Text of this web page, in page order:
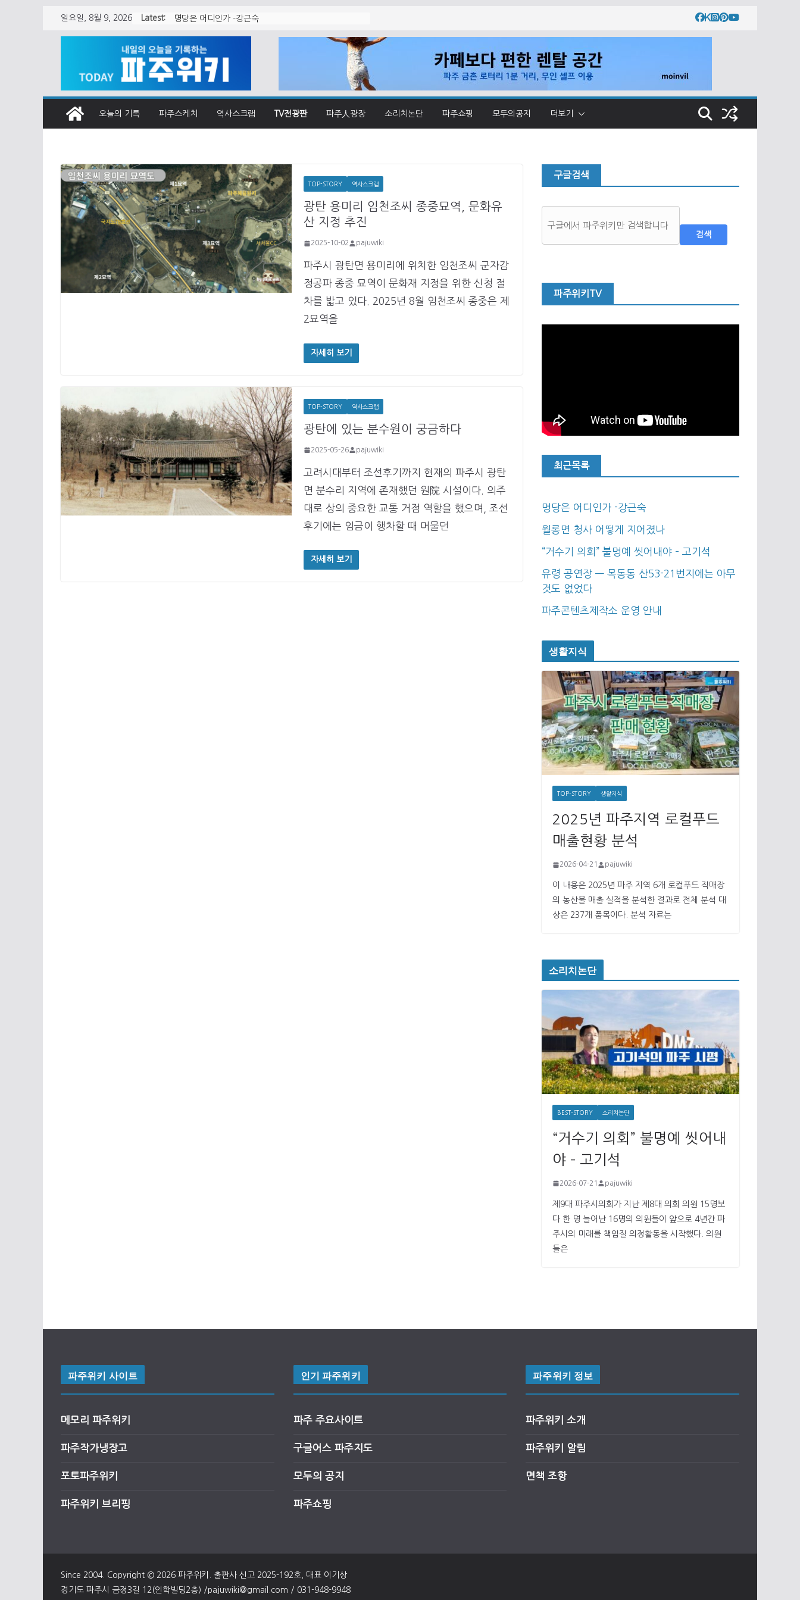
Skip일요일, 8월 9, 2026 Latest: 명당은 어디인가 -강근숙
오늘의 기록 파주스케치 역사스크랩 TV전광판 파주人광장 소리치논단 파주쇼핑 모두의공지 더보기
TOP-STORY 역사스크랩
광탄 용미리 임천조씨 종중묘역, 문화유
산 지정 추진
2025-10-02 pajuwiki
파주시 광탄면 용미리에 위치한 임천조씨 군자감
정공파 종중 묘역이 문화재 지정을 위한 신청 절
차를 밟고 있다. 2025년 8월 임천조씨 종중은 제
2묘역을
자세히 보기
TOP-STORY 역사스크랩
광탄에 있는 분수원이 궁금하다
2025-05-26 pajuwiki
고려시대부터 조선후기까지 현재의 파주시 광탄
면 분수리 지역에 존재했던 원院 시설이다. 의주
대로 상의 중요한 교통 거점 역할을 했으며, 조선
후기에는 임금이 행차할 때 머물던
자세히 보기
구글검색
검색
파주위키TV
최근목록
명당은 어디인가 -강근숙
월롱면 청사 어떻게 지어졌나
“거수기 의회” 불명예 씻어내야 – 고기석
유령 공연장 — 목동동 산53-21번지에는 아무
것도 없었다
파주콘텐츠제작소 운영 안내
생활지식
TOP-STORY 생활지식
2025년 파주지역 로컬푸드
매출현황 분석
2026-04-21 pajuwiki
이 내용은 2025년 파주 지역 6개 로컬푸드 직매장
의 농산물 매출 실적을 분석한 결과로 전체 분석 대
상은 237개 품목이다. 분석 자료는
소리치논단
BEST-STORY 소리치논단
“거수기 의회” 불명예 씻어내
야 – 고기석
2026-07-21 pajuwiki
제9대 파주시의회가 지난 제8대 의회 의원 15명보
다 한 명 늘어난 16명의 의원들이 앞으로 4년간 파
주시의 미래를 책임질 의정활동을 시작했다. 의원
들은
파주위키 사이트
메모리 파주위키
파주작가냉장고
포토파주위키
파주위키 브리핑
인기 파주위키
파주 주요사이트
구글어스 파주지도
모두의 공지
파주쇼핑
파주위키 정보
파주위키 소개
파주위키 알림
면책 조항
Since 2004. Copyright © 2026 파주위키
. 출판사 신고 2025-192호, 대표 이기상
경기도 파주시 금정3길 12(인학빌딩2층) /pajuwiki@gmail.com / 031-948-9948